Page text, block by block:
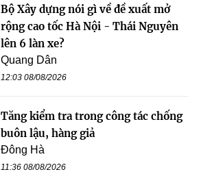
Bộ Xây dựng nói gì về đề xuất mở
rộng cao tốc Hà Nội - Thái Nguyên
lên 6 làn xe?
Quang Dân
12:03 08/08/2026
Tăng kiểm tra trong công tác chống
buôn lậu, hàng giả
Đông Hà
11:36 08/08/2026